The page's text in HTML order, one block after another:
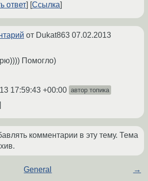
ответ
Ссылка
от Dukat863 07.02.2013
Помогло)
17:59:43 +00:00 автор топика
комментарии в эту тему. Тема
General →